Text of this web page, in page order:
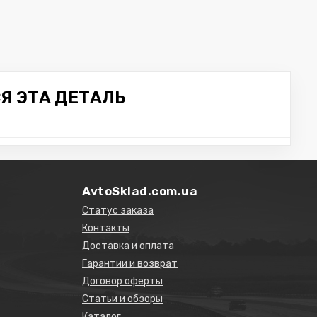
ЭТА ДЕТАЛЬ
AvtoSklad.com.ua
Статус заказа
Контакты
Доставка и оплата
Гарантии и возврат
Договор оферты
Статьи и обзоры